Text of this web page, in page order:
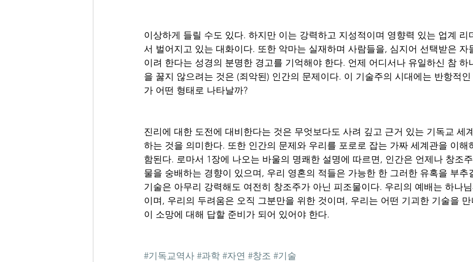
이상하게 들릴 수도 있다. 하지만 이는 강력하고 지성적이며 영향력 있는 업계 리
서 벌어지고 있는 대화이다. 또한 악마는 실재하며 사람들을, 심지어 선택받은 자
이려 한다는 성경의 분명한 경고를 기억해야 한다. 언제 어디서나 유일하신 참 하
을 꿇지 않으려는 것은 (죄악된) 인간의 문제이다. 이 기술주의 시대에는 반항적인
가 어떤 형태로 나타날까?
진리에 대한 도전에 대비한다는 것은 무엇보다도 사려 깊고 근거 있는 기독교 세
하는 것을 의미한다. 또한 인간의 문제와 우리를 포로로 잡는 가짜 세계관을 이해
함된다. 로마서 1장에 나오는 바울의 명쾌한 설명에 따르면, 인간은 언제나 창조
물을 숭배하는 경향이 있으며, 우리 영혼의 적들은 가능한 한 그러한 유혹을 부추
기술은 아무리 강력해도 여전히 창조주가 아닌 피조물이다. 우리의 예배는 하나
이며, 우리의 두려움은 오직 그분만을 위한 것이며, 우리는 어떤 기괴한 기술을
이 소망에 대해 답할 준비가 되어 있어야 한다.
#기독교역사 #과학 #자연 #창조 #기술